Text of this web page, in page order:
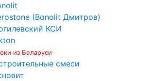
(Bonolit Дмитров)
КСИ
из Беларуси
смеси